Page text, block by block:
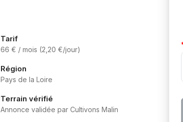
Tarif
66 € / mois (2,20 €/jour)
Région
Pays de la Loire
Terrain vérifié
Annonce validée par Cultivons Malin